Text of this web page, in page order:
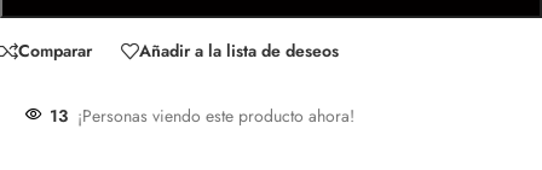
Comparar Añadir a la lista de deseos
13 ¡Personas viendo este producto ahora!